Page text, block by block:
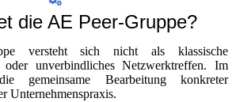
die AE Peer-Gruppe?
versteht sich nicht als klassische
oder unverbindliches Netzwerktreffen. Im
gemeinsame Bearbeitung konkreter
Unternehmenspraxis.